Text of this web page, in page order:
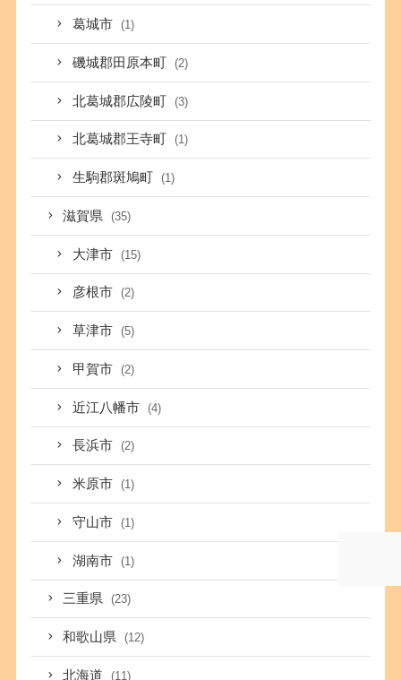
葛城市 (1)
磯城郡田原本町 (2)
北葛城郡広陵町 (3)
北葛城郡王寺町 (1)
生駒郡斑鳩町 (1)
滋賀県 (35)
大津市 (15)
彦根市 (2)
草津市 (5)
甲賀市 (2)
近江八幡市 (4)
長浜市 (2)
米原市 (1)
守山市 (1)
湖南市 (1)
三重県 (23)
和歌山県 (12)
北海道 (11)